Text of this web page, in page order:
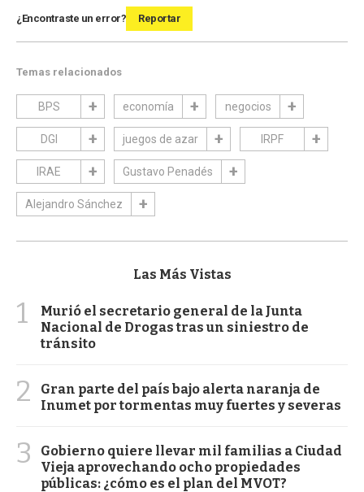
¿Encontraste un error? Reportar
Temas relacionados
BPS economía negocios
DGI juegos de azar IRPF
IRAE Gustavo Penadés
Alejandro Sánchez
Las Más Vistas
1
Murió el secretario general de la Junta
Nacional de Drogas tras un siniestro de
tránsito
2
Gran parte del país bajo alerta naranja de
Inumet por tormentas muy fuertes y severas
3
Gobierno quiere llevar mil familias a Ciudad
Vieja aprovechando ocho propiedades
públicas: ¿cómo es el plan del MVOT?